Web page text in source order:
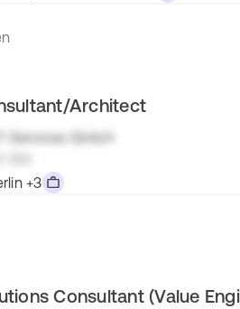
Architect
Services GmbH
+3
Consultant (Value